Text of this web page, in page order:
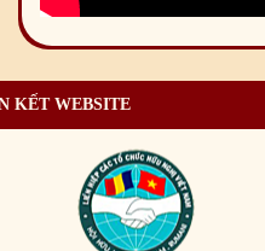
KẾT WEBSITE